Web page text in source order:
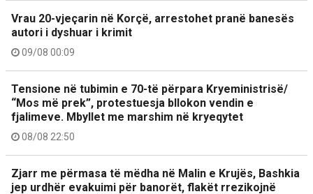
Vrau 20-vjeçarin në Korçë, arrestohet pranë banesës
autori i dyshuar i krimit
09/08 00:09
Tensione në tubimin e 70-të përpara Kryeministrisë/
“Mos më prek”, protestuesja bllokon vendin e
fjalimeve. Mbyllet me marshim në kryeqytet
08/08 22:50
Zjarr me përmasa të mëdha në Malin e Krujës, Bashkia
jep urdhër evakuimi për banorët, flakët rrezikojnë